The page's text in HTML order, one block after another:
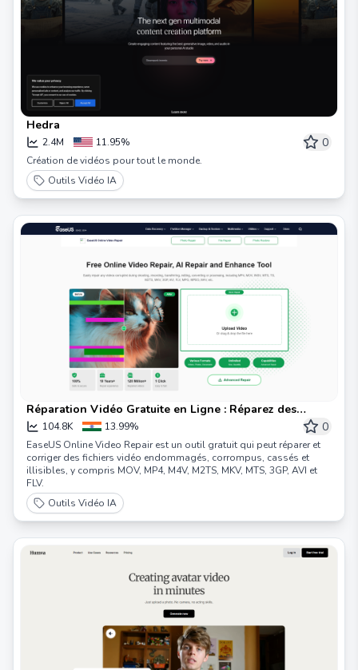
Hedra
2.4M 11.95% 0
Création de vidéos pour tout le monde.
Outils Vidéo IA
Réparation Vidéo Gratuite en Ligne : Réparez des
MP4/MOV Corrompus en Quelques Minutes
104.8K 13.99% 0
EaseUS Online Video Repair est un outil gratuit qui peut réparer et
corriger des fichiers vidéo endommagés, corrompus, cassés et
illisibles, y compris MOV, MP4, M4V, M2TS, MKV, MTS, 3GP, AVI et
FLV.
Outils Vidéo IA